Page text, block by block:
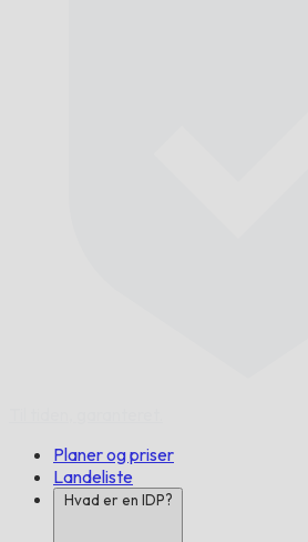
Planer og priser
Landeliste
Hvad er en IDP?